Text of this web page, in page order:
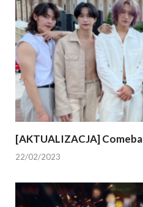
[AKTUALIZACJA]
22/02/2023